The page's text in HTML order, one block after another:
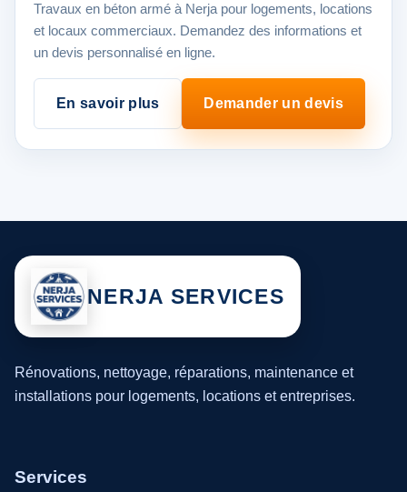
Travaux en béton armé à Nerja pour logements, locations
et locaux commerciaux. Demandez des informations et
un devis personnalisé en ligne.
En savoir plus Demander un devis
NERJA SERVICES
Rénovations, nettoyage, réparations, maintenance et
installations pour logements, locations et entreprises.
Services